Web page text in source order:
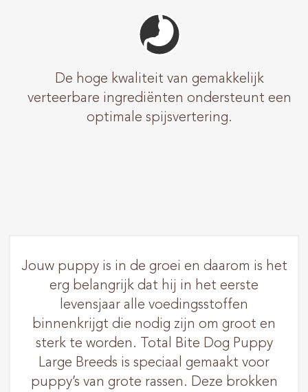
De hoge kwaliteit van gemakkelijk
verteerbare ingrediënten ondersteunt een
optimale spijsvertering.
Jouw puppy is in de groei en daarom is het
erg belangrijk dat hij in het eerste
levensjaar alle voedingsstoffen
binnenkrijgt die nodig zijn om groot en
sterk te worden. Total Bite Dog Puppy
Large Breeds is speciaal gemaakt voor
puppy’s van grote rassen. Deze brokken